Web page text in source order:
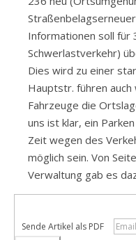
Informationen soll für
Schwerlastverkehr)
Dies wird zu einer
Hauptstr. führen
Fahrzeuge die
uns ist klar, ein
Zeit wegen des
möglich sein. Von
Verwaltung gab es
Sende Artikel als PDF